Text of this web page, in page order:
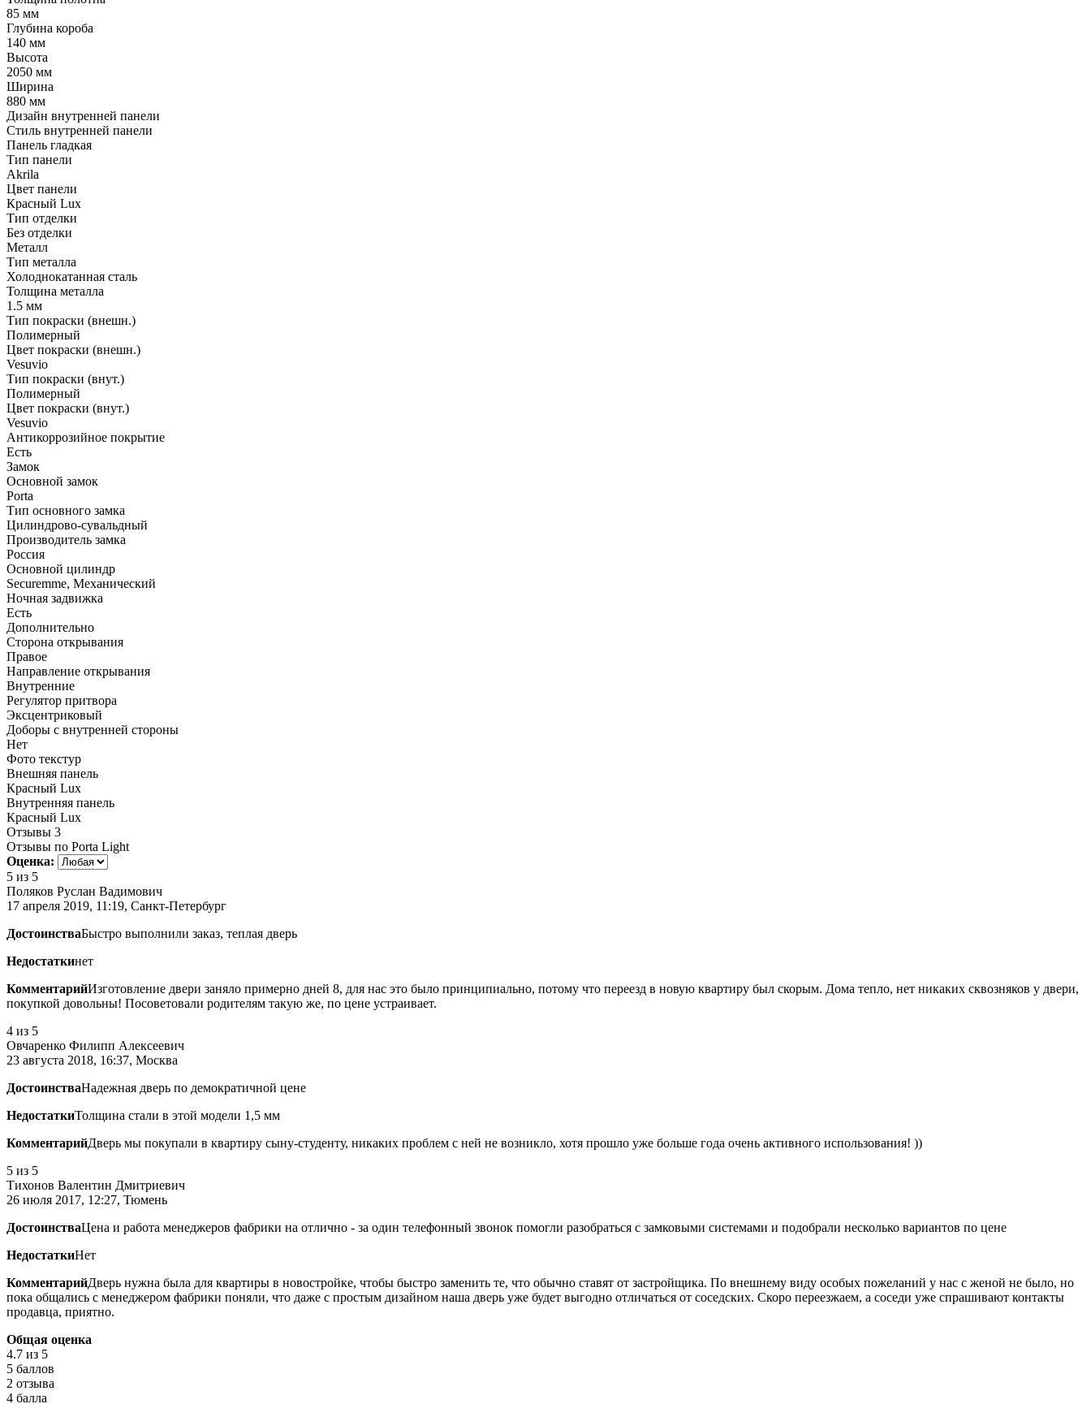
85 мм
Глубина короба
140 мм
Высота
2050 мм
Ширина
880 мм
Дизайн внутренней панели
Стиль внутренней панели
Панель гладкая
Тип панели
Akrila
Цвет панели
Красный Lux
Тип отделки
Без отделки
Металл
Тип металла
Холоднокатанная сталь
Толщина металла
1.5 мм
Тип покраски (внешн.)
Полимерный
Цвет покраски (внешн.)
Vesuvio
Тип покраски (внут.)
Полимерный
Цвет покраски (внут.)
Vesuvio
Антикоррозийное покрытие
Есть
Замок
Основной замок
Porta
Тип основного замка
Цилиндрово-сувальдный
Производитель замка
Россия
Основной цилиндр
Securemme, Механический
Ночная задвижка
Есть
Дополнительно
Сторона открывания
Правое
Направление открывания
Внутренние
Регулятор притвора
Эксцентриковый
Доборы с внутренней стороны
Нет
Фото текстур
Внешняя панель
Красный Lux
Внутренняя панель
Красный Lux
Отзывы 3
Отзывы по Porta Light
Оценка:
5 из 5
Поляков Руслан Вадимович
17 апреля 2019, 11:19, Санкт-Петербург
ДостоинстваБыстро выполнили заказ, теплая дверь
Недостаткинет
КомментарийИзготовление двери заняло примерно дней 8, для нас это было принципиально, потому что переезд в новую квартиру был скорым. Дома тепло, нет никаких сквозняков у двери,
покупкой довольны! Посоветовали родителям такую же, по цене устраивает.
4 из 5
Овчаренко Филипп Алексеевич
23 августа 2018, 16:37, Москва
ДостоинстваНадежная дверь по демократичной цене
НедостаткиТолщина стали в этой модели 1,5 мм
КомментарийДверь мы покупали в квартиру сыну-студенту, никаких проблем с ней не возникло, хотя прошло уже больше года очень активного использования! ))
5 из 5
Тихонов Валентин Дмитриевич
26 июля 2017, 12:27, Тюмень
ДостоинстваЦена и работа менеджеров фабрики на отлично - за один телефонный звонок помогли разобраться с замковыми системами и подобрали несколько вариантов по цене
НедостаткиНет
КомментарийДверь нужна была для квартиры в новостройке, чтобы быстро заменить те, что обычно ставят от застройщика. По внешнему виду особых пожеланий у нас с женой не было, но
пока общались с менеджером фабрики поняли, что даже с простым дизайном наша дверь уже будет выгодно отличаться от соседских. Скоро переезжаем, а соседи уже спрашивают контакты
продавца, приятно.
Общая оценка
4.7 из 5
5 баллов
2 отзыва
4 балла